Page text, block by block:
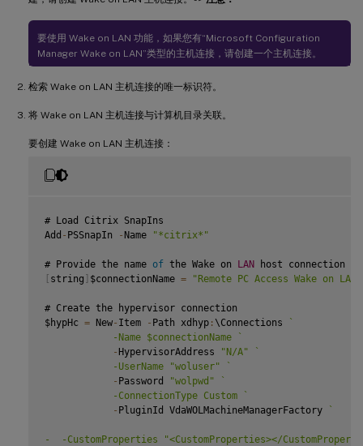
要使用 Wake on LAN 功能，如果您有“Microsoft Configuration
Manager Wake on LAN”类型的主机连接，请创建一个主机连接。
检索 Wake on LAN 主机连接的唯一标识符。
将 Wake on LAN 主机连接与计算机目录关联。
要创建 Wake on LAN 主机连接：
# Load Citrix SnapIns
Add - PSSnapIn - Name "*citrix*"
# Provide the name of the Wake on LAN
[ string ] $connectionName = "Remote PC Access Wake on LAN"
# Create the hypervisor connection
$hypHc = New- Item - Path xdhyp : \Connections
`
            -Name $connectionName
`
-HypervisorAddress "N/A"
`
            -UserName "woluser"
`
- Password "wolpwd"
`
            -ConnectionType Custom
`
- PluginId VdaWOLMachineManagerFactory `
-  -CustomProperties "<CustomProperties></